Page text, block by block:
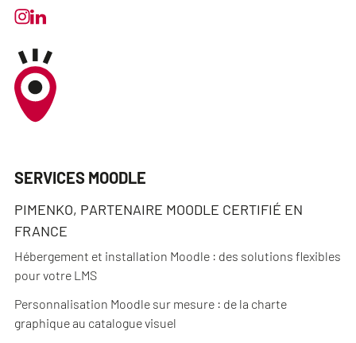
SERVICES MOODLE
PIMENKO, PARTENAIRE MOODLE CERTIFIÉ EN
FRANCE
Hébergement et installation Moodle : des solutions flexibles
pour votre LMS
Personnalisation Moodle sur mesure : de la charte
graphique au catalogue visuel